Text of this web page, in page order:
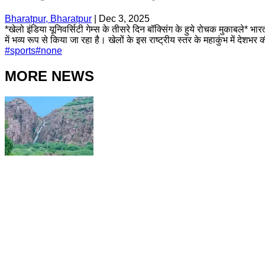
Bharatpur, Bharatpur
Dec 3, 2025
*खेलो इंडिया यूनिवर्सिटी गेम्स के तीसरे दिन बॉक्सिंग के हुये रोचक मुकाबले*
में भव्य रूप से किया जा रहा है। खेलों के इस राष्ट्रीय स्तर के महाकुंभ में देशभर
#sports#none
MORE NEWS